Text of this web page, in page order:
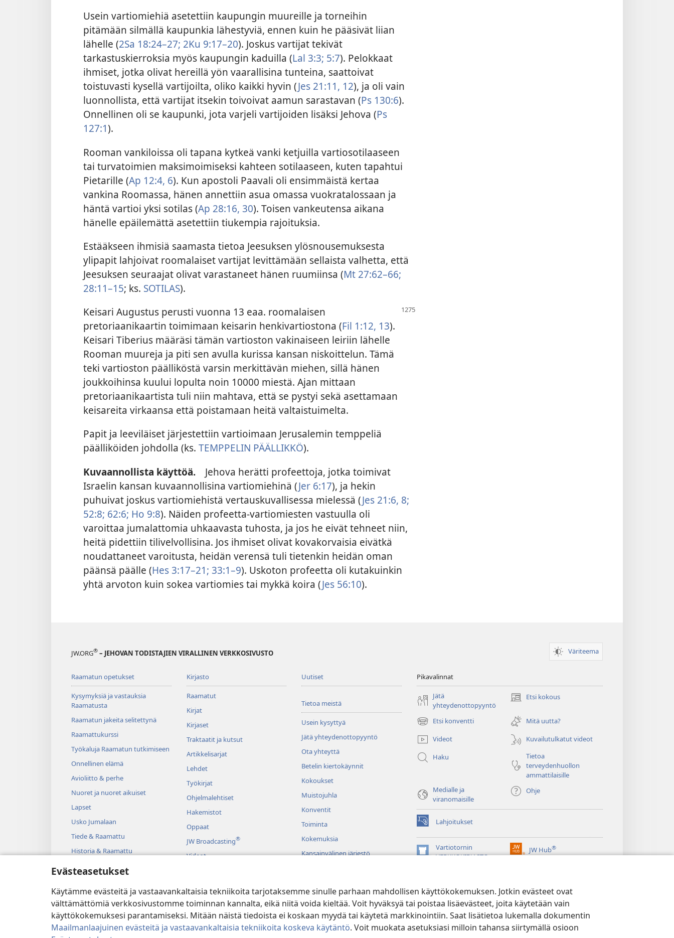
Evästeasetukset
Käytämme evästeitä ja vastaavankaltaisia tekniikoita tarjotaksemme sinulle parhaan mahdollisen käyttökokemuksen. Jotkin evästeet ovat
välttämättömiä verkkosivustomme toiminnan kannalta, eikä niitä voida kieltää. Voit hyväksyä tai poistaa lisäevästeet, joita käytetään vain
käyttökokemuksesi parantamiseksi. Mitään näistä tiedoista ei koskaan myydä tai käytetä markkinointiin. Saat lisätietoa lukemalla dokumentin
Maailmanlaajuinen evästeitä ja vastaavankaltaisia tekniikoita koskeva käytäntö. Voit muokata asetuksiasi milloin tahansa siirtymällä osioon
Usein vartiomiehiä asetettiin kaupungin muureille ja torneihin
pitämään silmällä kaupunkia lähestyviä, ennen kuin he pääsivät liian
lähelle (2Sa 18:24–27; 2Ku 9:17–20). Joskus vartijat tekivät
tarkastuskierroksia myös kaupungin kaduilla (Lal 3:3; 5:7). Pelokkaat
ihmiset, jotka olivat hereillä yön vaarallisina tunteina, saattoivat
toistuvasti kysellä vartijoilta, oliko kaikki hyvin (Jes 21:11, 12), ja oli vain
luonnollista, että vartijat itsekin toivoivat aamun sarastavan (Ps 130:6).
Onnellinen oli se kaupunki, jota varjeli vartijoiden lisäksi Jehova (Ps
127:1).
Rooman vankiloissa oli tapana kytkeä vanki ketjuilla vartiosotilaaseen
tai turvatoimien maksimoimiseksi kahteen sotilaaseen, kuten tapahtui
Pietarille (Ap 12:4, 6). Kun apostoli Paavali oli ensimmäistä kertaa
vankina Roomassa, hänen annettiin asua omassa vuokratalossaan ja
häntä vartioi yksi sotilas (Ap 28:16, 30). Toisen vankeutensa aikana
hänelle epäilemättä asetettiin tiukempia rajoituksia.
Estääkseen ihmisiä saamasta tietoa Jeesuksen ylösnousemuksesta
ylipapit lahjoivat roomalaiset vartijat levittämään sellaista valhetta, että
Jeesuksen seuraajat olivat varastaneet hänen ruumiinsa (Mt 27:62–66;
28:11–15; ks. SOTILAS).
Keisari Augustus perusti vuonna 13 eaa. roomalaisen
pretoriaanikaartin toimimaan keisarin henkivartiostona (Fil 1:12, 13).
Keisari Tiberius määräsi tämän vartioston vakinaiseen leiriin lähelle
Rooman muureja ja piti sen avulla kurissa kansan niskoittelun. Tämä
teki vartioston päälliköstä varsin merkittävän miehen, sillä hänen
joukkoihinsa kuului lopulta noin 10000 miestä. Ajan mittaan
pretoriaanikaartista tuli niin mahtava, että se pystyi sekä asettamaan
keisareita virkaansa että poistamaan heitä valtaistuimelta.
Papit ja leeviläiset järjestettiin vartioimaan Jerusalemin temppeliä
päälliköiden johdolla (ks. TEMPPELIN PÄÄLLIKKÖ).
Kuvaannollista käyttöä. Jehova herätti profeettoja, jotka toimivat
Israelin kansan kuvaannollisina vartiomiehinä (Jer 6:17), ja hekin
puhuivat joskus vartiomiehistä vertauskuvallisessa mielessä (Jes 21:6, 8;
52:8; 62:6; Ho 9:8). Näiden profeetta-vartiomiesten vastuulla oli
varoittaa jumalattomia uhkaavasta tuhosta, ja jos he eivät tehneet niin,
heitä pidettiin tilivelvollisina. Jos ihmiset olivat kovakorvaisia eivätkä
noudattaneet varoitusta, heidän verensä tuli tietenkin heidän oman
päänsä päälle (Hes 3:17–21; 33:1–9). Uskoton profeetta oli kutakuinkin
yhtä arvoton kuin sokea vartiomies tai mykkä koira (Jes 56:10).
JW.ORG® – JEHOVAN TODISTAJIEN VIRALLINEN VERKKOSIVUSTO Väriteema
Raamatun opetukset
Kysymyksiä ja vastauksia
Raamatusta
Raamatun jakeita selitettynä
Raamattukurssi
Työkaluja Raamatun tutkimiseen
Onnellinen elämä
Avioliitto & perhe
Nuoret ja nuoret aikuiset
Lapset
Usko Jumalaan
Tiede & Raamattu
Historia & Raamattu
Kirjasto
Raamatut
Kirjat
Kirjaset
Traktaatit ja kutsut
Artikkelisarjat
Lehdet
Työkirjat
Ohjelmalehtiset
Hakemistot
Oppaat
JW Broadcasting®
Videot
Dramatisoitu raamatunluku
Uutiset
Tietoa meistä
Usein kysyttyä
Jätä yhteydenottopyyntö
Ota yhteyttä
Betelin kiertokäynnit
Kokoukset
Muistojuhla
Konventit
Toiminta
Kokemuksia
Kansainvälinen järjestö
Pikavalinnat
Jätä
yhteydenottopyyntö
Etsi kokous
(avaa
ikkunan)
Etsi konventti
(avaa
uuden
ikkunan)
Mitä uutta?
Videot
Kuvailutulkatut videot
Haku
Tietoa
terveydenhuollon
ammattilaisille
Medialle ja
viranomaisille
Ohje
Lahjoitukset
(avaa
uuden
ikkunan)Vartiotornin
VERKKOKIRJASTO
(avaa
JW Hub®
(avaa